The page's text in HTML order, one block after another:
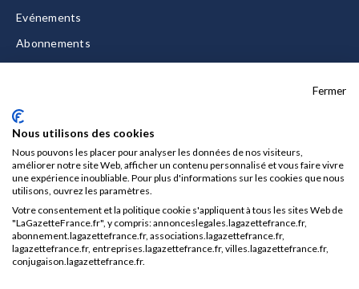
Evénements
Abonnements
Nous contacter
Mentions légales
CGU/CGV
Données personnelles
Fermer
Nous utilisons des cookies
Nous pouvons les placer pour analyser les données de nos visiteurs,
améliorer notre site Web, afficher un contenu personnalisé et vous faire vivre
une expérience inoubliable. Pour plus d'informations sur les cookies que nous
utilisons, ouvrez les paramètres.
Votre consentement et la politique cookie s'appliquent à tous les sites Web de
"LaGazetteFrance.fr", y compris: annonceslegales.lagazettefrance.fr,
abonnement.lagazettefrance.fr, associations.lagazettefrance.fr,
lagazettefrance.fr, entreprises.lagazettefrance.fr, villes.lagazettefrance.fr,
conjugaison.lagazettefrance.fr.